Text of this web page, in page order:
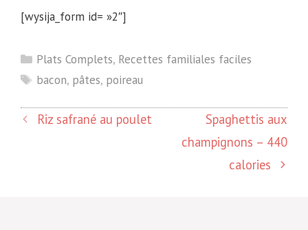
[wysija_form id= »2″]
Catégories
Plats Complets, Recettes familiales faciles
Étiquettes
bacon, pâtes, poireau
Riz safrané au poulet
Spaghettis aux
champignons – 440
calories